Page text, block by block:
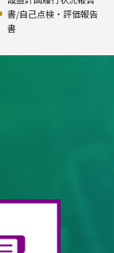
書/自己点検・評価報告
書